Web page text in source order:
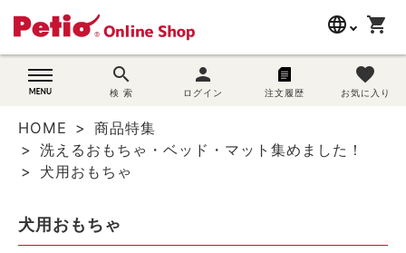
language
wovn-lang-name
shopping_cart
search
検 索
person
ログイン 注文履歴
favorite
お気に入り
search
猫用品
ブランド別に探す
HOME
商品特集
洗えるおもちゃ・ベッド・マット集めました！
犬用おもちゃ
犬用おもちゃ